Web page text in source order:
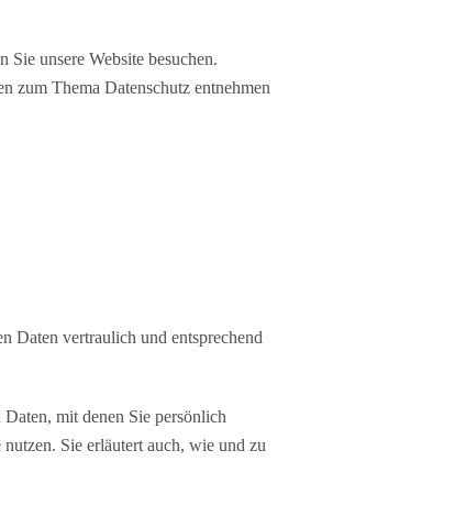
unsere Website besuchen.
zum Thema Datenschutz entnehmen
Daten vertraulich und entsprechend
Daten, mit denen Sie persönlich
Sie erläutert auch, wie und zu